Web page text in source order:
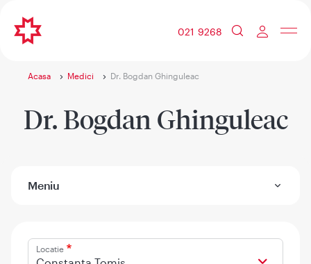
021 9268
Acasa Medici Dr. Bogdan Ghinguleac
Dr. Bogdan Ghinguleac
Meniu
Locatie